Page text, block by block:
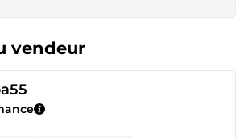
vendeur